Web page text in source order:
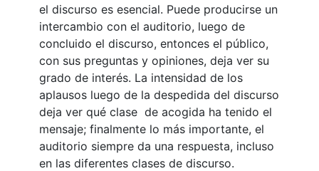
el discurso es esencial. Puede producirse un
intercambio con el auditorio, luego de
concluido el discurso, entonces el público,
con sus preguntas y opiniones, deja ver su
grado de interés. La intensidad de los
aplausos luego de la despedida del discurso
deja ver qué clase de acogida ha tenido el
mensaje; finalmente lo más importante, el
auditorio siempre da una respuesta, incluso
en las diferentes clases de discurso.